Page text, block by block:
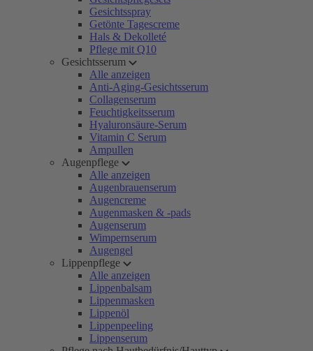
Gesichtsspray
Getönte Tagescreme
Hals & Dekolleté
Pflege mit Q10
Gesichtsserum
Alle anzeigen
Anti-Aging-Gesichtsserum
Collagenserum
Feuchtigkeitsserum
Hyaluronsäure-Serum
Vitamin C Serum
Ampullen
Augenpflege
Alle anzeigen
Augenbrauenserum
Augencreme
Augenmasken & -pads
Augenserum
Wimpernserum
Augengel
Lippenpflege
Alle anzeigen
Lippenbalsam
Lippenmasken
Lippenöl
Lippenpeeling
Lippenserum